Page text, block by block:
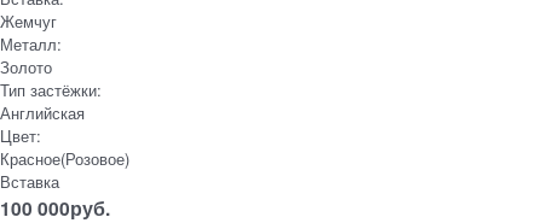
Жемчуг
Металл:
Золото
Тип застёжки:
Английская
Цвет:
Красное(Розовое)
Вставка
100 000руб.